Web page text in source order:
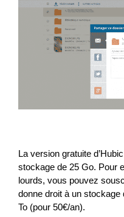
La version gratuite
stockage de 25 Go. Pour
lourds, vous pouvez
donne droit à un stockage
To (pour 50€/an).